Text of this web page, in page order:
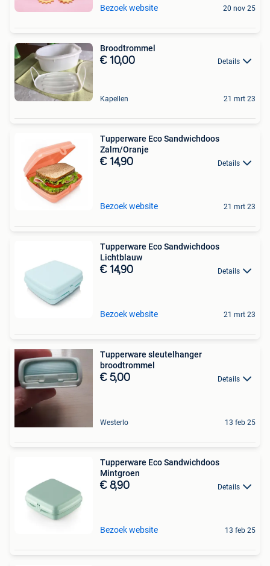
Bezoek website 20 nov 25
Broodtrommel
€ 10,00 Details
Kapellen 21 mrt 23
Tupperware Eco Sandwichdoos
Zalm/Oranje
€ 14,90 Details
Bezoek website 21 mrt 23
Tupperware Eco Sandwichdoos
Lichtblauw
€ 14,90 Details
Bezoek website 21 mrt 23
Tupperware sleutelhanger
broodtrommel
€ 5,00 Details
Westerlo 13 feb 25
Tupperware Eco Sandwichdoos
Mintgroen
€ 8,90 Details
Bezoek website 13 feb 25